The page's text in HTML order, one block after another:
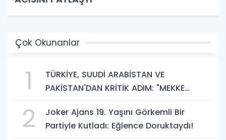
Çok Okunanlar
1
TÜRKİYE, SUUDİ ARABİSTAN VE
PAKİSTAN'DAN KRİTİK ADIM: "MEKKE
2
Joker Ajans 19. Yaşını Görkemli Bir
Partiyle Kutladı: Eğlence Doruktaydı!